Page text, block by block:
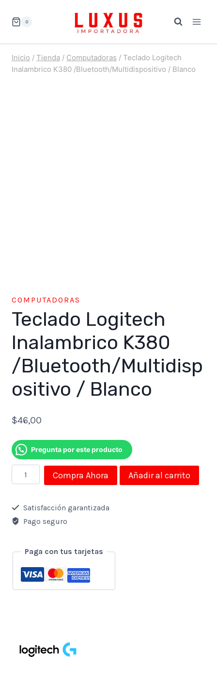
0
Inicio / Tienda / Computadoras / Teclado Logitech
Inalambrico K380 /Bluetooth/Multidispositivo / Blanco
COMPUTADORAS
Teclado Logitech
Inalambrico K380
/Bluetooth/Multidisp
ositivo / Blanco
$46,00
Pregunta por este producto
Teclado
Logitech
Inalambrico
K380
/
Blanco
cantidad
Compra Ahora Añadir al carrito
Satisfacción garantizada
Pago seguro
Paga con tus tarjetas